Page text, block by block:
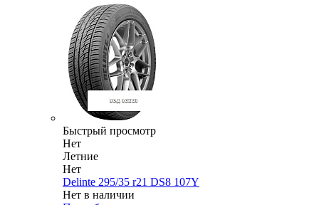
Быстрый просмотр
Нет
Летние
Нет
Delinte 295/35 r21 DS8 107Y
Нет в наличии